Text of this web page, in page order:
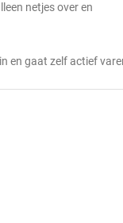
netjes over en
en gaat zelf actief